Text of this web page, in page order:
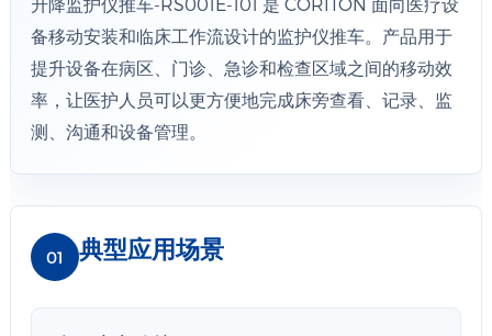
备移动安装和临床工作流设计的监护仪推车。产品用于
提升设备在病区、门诊、急诊和检查区域之间的移动效
率，让医护人员可以更方便地完成床旁查看、记录、监
测、沟通和设备管理。
01 典型应用场景